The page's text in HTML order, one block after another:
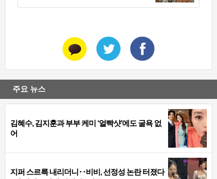
주요 뉴스
김혜수, 김지훈과 부부 케미 ‘얼빡샷’에도 굴욕 없
어
지퍼 스르륵 내리더니‥비비, 선정성 논란 터졌다